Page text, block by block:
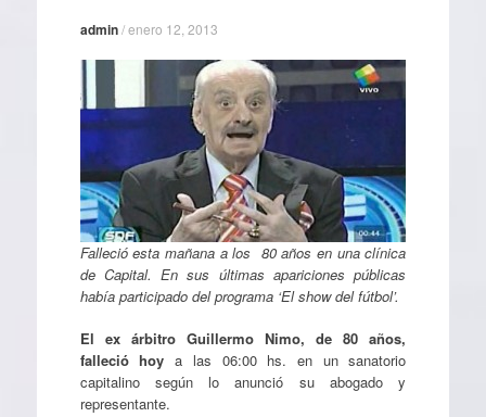
admin/enero 12, 2013
Falleció esta mañana a los 80 años en una clínica
de Capital. En sus últimas apariciones públicas
había participado del programa ‘El show del fútbol’.
El ex árbitro Guillermo Nimo, de 80 años,
falleció hoy a las 06:00 hs. en un sanatorio
capitalino según lo anunció su abogado y
representante.